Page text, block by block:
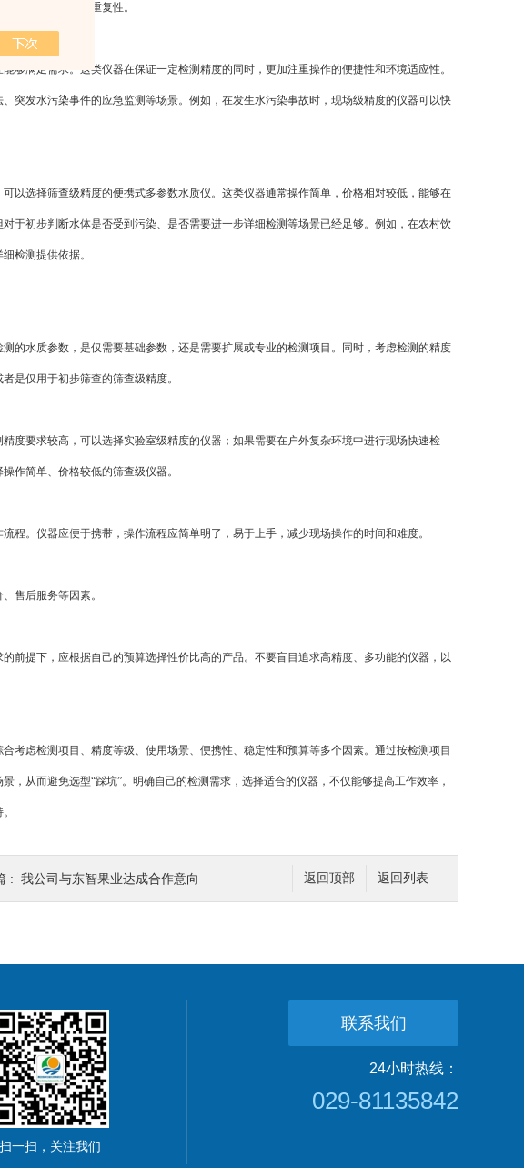
据的准确性和可重复性。
满足需求。这类仪器在保证一定检测精度的同时，更加注重操作的便捷性和环境适应性。
突发水污染事件的应急监测等场景。例如，在发生水污染事故时，现场级精度的仪器可以快
选择筛查级精度的便携式多参数水质仪。这类仪器通常操作简单，价格相对较低，能够在
于初步判断水体是否受到污染、是否需要进一步详细检测等场景已经足够。例如，在农村饮
检测提供依据。
水质参数，是仅需要基础参数，还是需要扩展或专业的检测项目。同时，考虑检测的精度
是仅用于初步筛查的筛查级精度。
要求较高，可以选择实验室级精度的仪器；如果需要在户外复杂环境中进行现场快速检
作简单、价格较低的筛查级仪器。
。仪器应便于携带，操作流程应简单明了，易于上手，减少现场操作的时间和难度。
售后服务等因素。
提下，应根据自己的预算选择性价比高的产品。不要盲目追求高精度、多功能的仪器，以
虑检测项目、精度等级、使用场景、便携性、稳定性和预算等多个因素。通过按检测项目
从而避免选型“踩坑”。明确自己的检测需求，选择适合的仪器，不仅能够提高工作效率，
返回列表
返回顶部
: 我公司与东智果业达成合作意向
扫一扫，关注我们
联系我们
24小时热线：
029-81135842